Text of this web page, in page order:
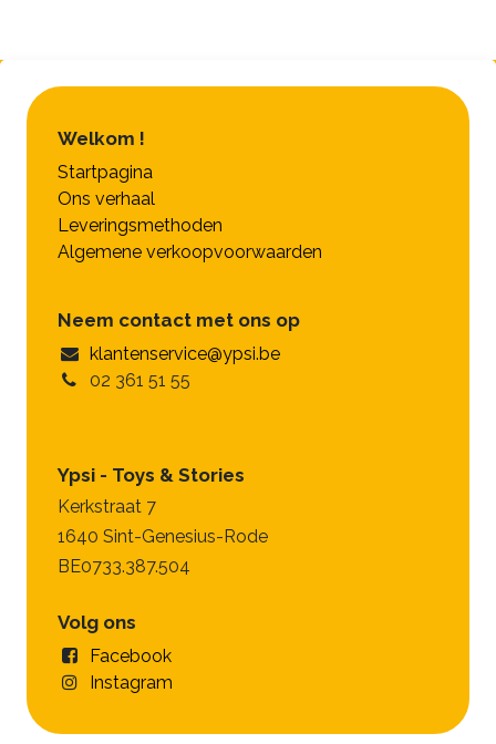
Welkom !
Startpagina
Ons verhaal
Leveringsmethoden
Algemene verkoopvoorwaarden
Neem contact met ons op
klantenservice@ypsi.be
02 361 51 55
Ypsi - Toys & Stories
Kerkstraat 7
1640 Sint-Genesius-Rode
BE0733.387.504
Volg ons
Facebook
Instagram